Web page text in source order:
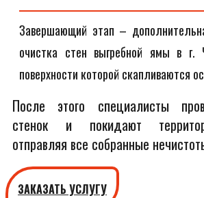
Завершающий этап –
очистка стен выгребной ямы в г.
поверхности которой скапливаются
После этого специалисты
стенок и покидают
отправляя все собранные
ЗАКАЗАТЬ УСЛУГУ